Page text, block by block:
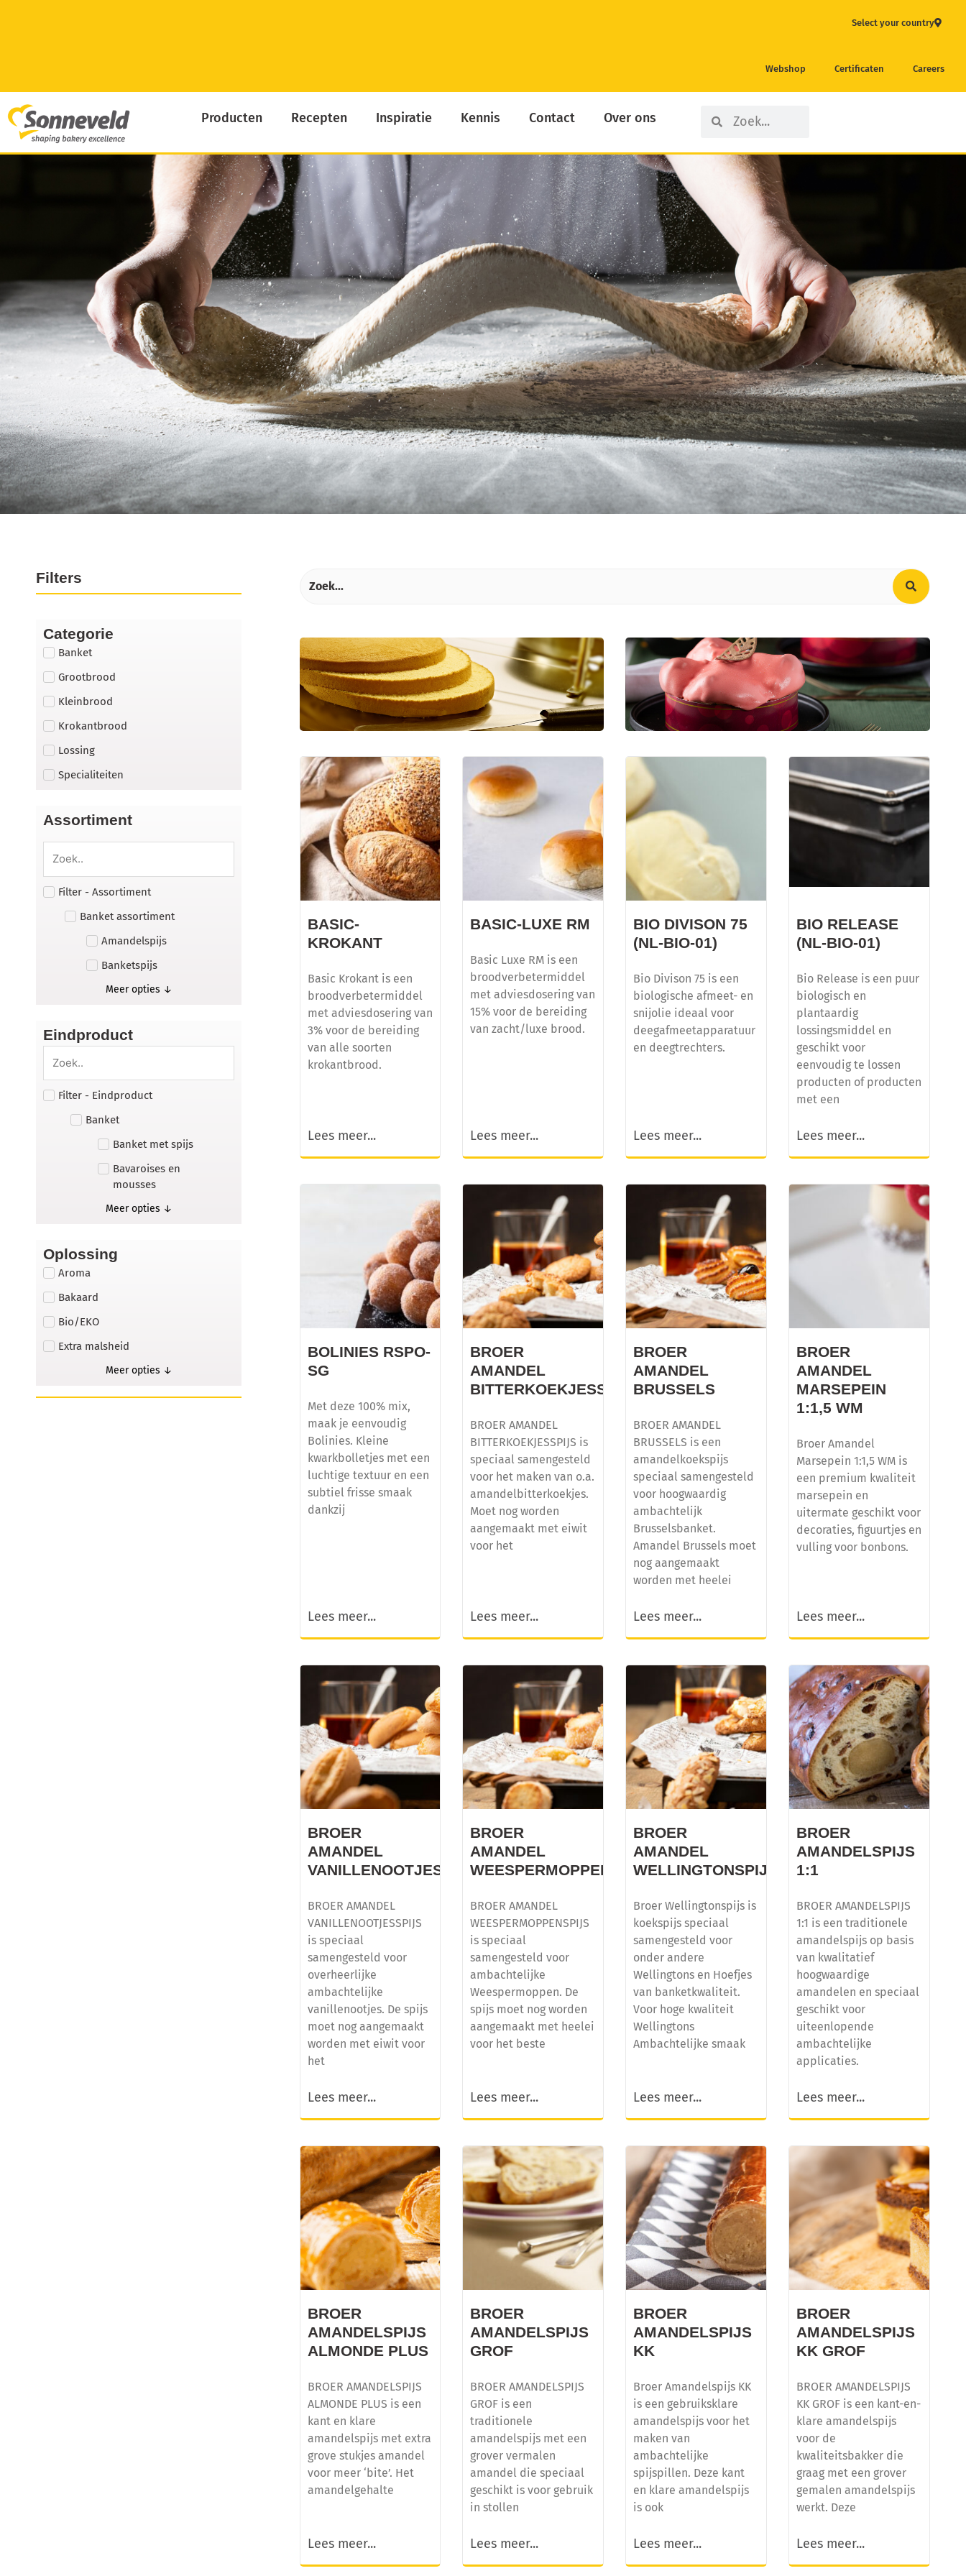
Select your country
Webshop Certificaten Careers
Producten Recepten Inspiratie Kennis Contact Over ons SearchSearch
Producten
Filters
Categorie
Banket
Grootbrood
Kleinbrood
Krokantbrood
Lossing
Specialiteiten
Assortiment
Filter - Assortiment
Banket assortiment
Amandelspijs
Banketspijs
Meer opties ↓
Eindproduct
Filter - Eindproduct
Banket
Banket met spijs
Bavaroises en
mousses
Meer opties ↓
Oplossing
Aroma
Bakaard
Bio/EKO
Extra malsheid
Meer opties ↓
CREDI KAPSEL
Dé basis voor diverse soorten gebak
KWARKBOL
Licht, luchtig en eiwitrijk broodje op basis van
kwark!
BASIC-
KROKANT
Basic Krokant is een
broodverbetermiddel
met adviesdosering van
3% voor de bereiding
van alle soorten
krokantbrood.
Lees meer...
BASIC-LUXE RM
Basic Luxe RM is een
broodverbetermiddel
met adviesdosering van
15% voor de bereiding
van zacht/luxe brood.
Lees meer...
BIO DIVISON 75
(NL-BIO-01)
Bio Divison 75 is een
biologische afmeet- en
snijolie ideaal voor
deegafmeetapparatuur
en deegtrechters.
Lees meer...
BIO RELEASE
(NL-BIO-01)
Bio Release is een puur
biologisch en
plantaardig
lossingsmiddel en
geschikt voor
eenvoudig te lossen
producten of producten
met een
Lees meer...
BOLINIES RSPO-
SG
Met deze 100% mix,
maak je eenvoudig
Bolinies. Kleine
kwarkbolletjes met een
luchtige textuur en een
subtiel frisse smaak
dankzij
Lees meer...
BROER
AMANDEL
BITTERKOEKJESSPIJS
BROER AMANDEL
BITTERKOEKJESSPIJS is
speciaal samengesteld
voor het maken van o.a.
amandelbitterkoekjes.
Moet nog worden
aangemaakt met eiwit
voor het
Lees meer...
BROER
AMANDEL
BRUSSELS
BROER AMANDEL
BRUSSELS is een
amandelkoekspijs
speciaal samengesteld
voor hoogwaardig
ambachtelijk
Brusselsbanket.
Amandel Brussels moet
nog aangemaakt
worden met heelei
Lees meer...
BROER
AMANDEL
MARSEPEIN
1:1,5 WM
Broer Amandel
Marsepein 1:1,5 WM is
een premium kwaliteit
marsepein en
uitermate geschikt voor
decoraties, figuurtjes en
vulling voor bonbons.
Lees meer...
BROER
AMANDEL
VANILLENOOTJESSPIJS
BROER AMANDEL
VANILLENOOTJESSPIJS
is speciaal
samengesteld voor
overheerlijke
ambachtelijke
vanillenootjes. De spijs
moet nog aangemaakt
worden met eiwit voor
het
Lees meer...
BROER
AMANDEL
WEESPERMOPPENSPIJS
BROER AMANDEL
WEESPERMOPPENSPIJS
is speciaal
samengesteld voor
ambachtelijke
Weespermoppen. De
spijs moet nog worden
aangemaakt met heelei
voor het beste
Lees meer...
BROER
AMANDEL
WELLINGTONSPIJS
Broer Wellingtonspijs is
koekspijs speciaal
samengesteld voor
onder andere
Wellingtons en Hoefjes
van banketkwaliteit.
Voor hoge kwaliteit
Wellingtons
Ambachtelijke smaak
Lees meer...
BROER
AMANDELSPIJS
1:1
BROER AMANDELSPIJS
1:1 is een traditionele
amandelspijs op basis
van kwalitatief
hoogwaardige
amandelen en speciaal
geschikt voor
uiteenlopende
ambachtelijke
applicaties.
Lees meer...
BROER
AMANDELSPIJS
ALMONDE PLUS
BROER AMANDELSPIJS
ALMONDE PLUS is een
kant en klare
amandelspijs met extra
grove stukjes amandel
voor meer ‘bite’. Het
amandelgehalte
Lees meer...
BROER
AMANDELSPIJS
GROF
BROER AMANDELSPIJS
GROF is een
traditionele
amandelspijs met een
grover vermalen
amandel die speciaal
geschikt is voor gebruik
in stollen
Lees meer...
BROER
AMANDELSPIJS
KK
Broer Amandelspijs KK
is een gebruiksklare
amandelspijs voor het
maken van
ambachtelijke
spijspillen. Deze kant
en klare amandelspijs
is ook
Lees meer...
BROER
AMANDELSPIJS
KK GROF
BROER AMANDELSPIJS
KK GROF is een kant-en-
klare amandelspijs
voor de
kwaliteitsbakker die
graag met een grover
gemalen amandelspijs
werkt. Deze
Lees meer...